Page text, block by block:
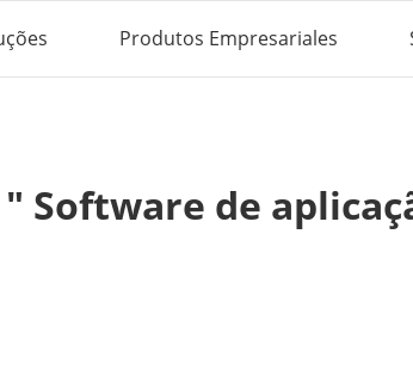
Produtos Empresariales
" Software de